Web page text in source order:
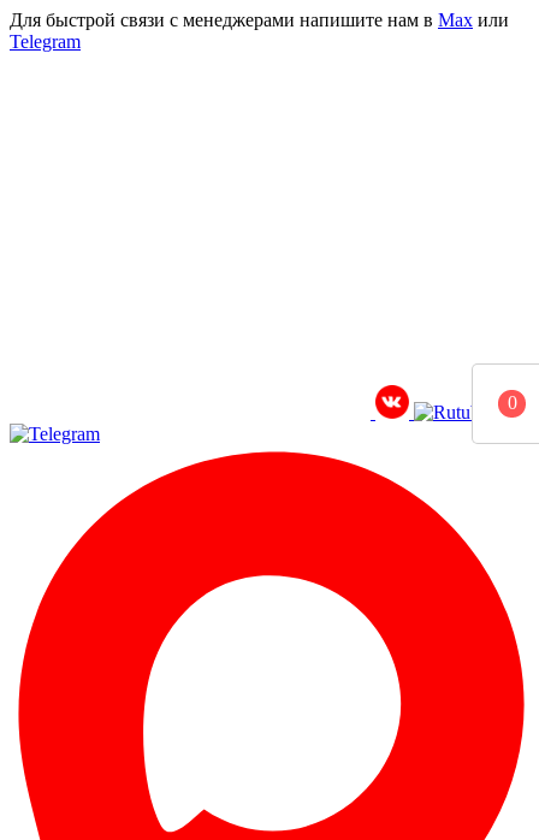
Для быстрой связи с менеджерами напишите нам в Мах или
Telegram
0